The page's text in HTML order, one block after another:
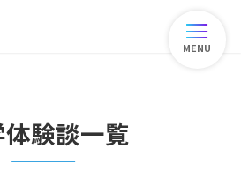
MENU
験談一覧